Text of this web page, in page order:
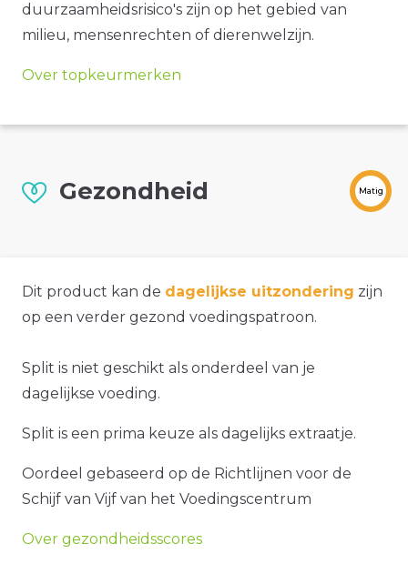
duurzaamheidsrisico's zijn op het gebied van
milieu, mensenrechten of dierenwelzijn.
Over topkeurmerken
Gezondheid Matig
Dit product kan de dagelijkse uitzondering zijn
op een verder gezond voedingspatroon.
Split is niet geschikt als onderdeel van je
dagelijkse voeding.
Split is een prima keuze als dagelijks extraatje.
Oordeel gebaseerd op de Richtlijnen voor de
Schijf van Vijf van het Voedingscentrum
Over gezondheidsscores